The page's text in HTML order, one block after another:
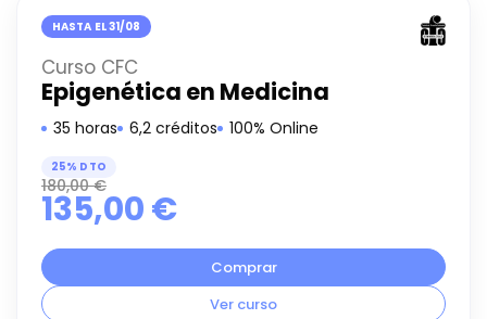
HASTA EL 31/08
Curso CFC
Epigenética en Medicina
35 horas 6,2 créditos 100% Online
25% DTO
180,00€
135,00€
Comprar
Ver curso